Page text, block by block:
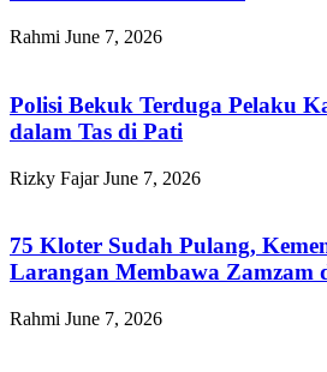
Rahmi June 7, 2026
Polisi Bekuk Terduga Pelaku
dalam Tas di Pati
Rizky FajarJune 7, 2026
75 Kloter Sudah Pulang,
Larangan Membawa Zamzam
Rahmi June 7, 2026